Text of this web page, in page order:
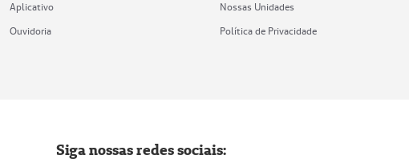
Aplicativo
Ouvidoria
Nossas Unidades
Política de Privacidade
Siga nossas redes sociais: